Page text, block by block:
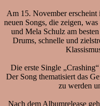
Am 15. November
neuen Songs, die zeigen,
und Mela Schulz am
Drums, schnelle und
Die erste Single
Der Song thematisiert das
zu werden
Nach dem Albumrelease